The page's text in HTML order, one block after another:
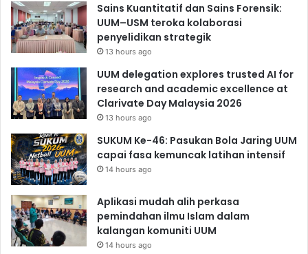
Sains Kuantitatif dan Sains Forensik:
UUM–USM teroka kolaborasi
penyelidikan strategik
13 hours ago
UUM delegation explores trusted AI for
research and academic excellence at
Clarivate Day Malaysia 2026
13 hours ago
SUKUM Ke-46: Pasukan Bola Jaring UUM
capai fasa kemuncak latihan intensif
14 hours ago
Aplikasi mudah alih perkasa
pemindahan ilmu Islam dalam
kalangan komuniti UUM
14 hours ago